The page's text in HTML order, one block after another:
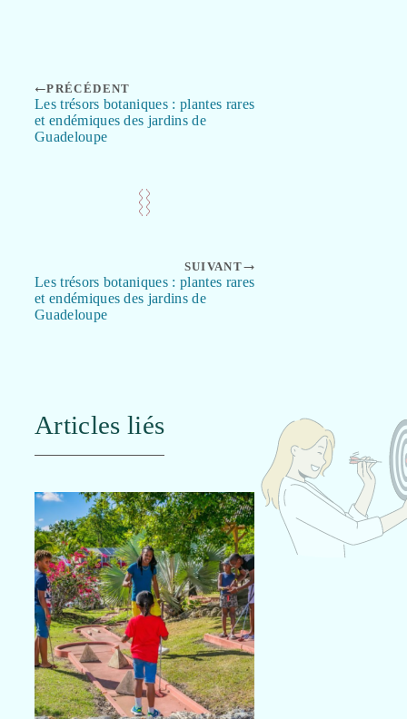
PRÉCÉDENT
Les trésors botaniques : plantes rares
et endémiques des jardins de
Guadeloupe
SUIVANT
Les trésors botaniques : plantes rares
et endémiques des jardins de
Guadeloupe
Articles liés